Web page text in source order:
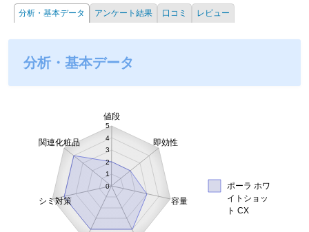
分析・基本データ アンケート結果 口コミ レビュー
分析・基本データ
0
1
2
3
4
5
値段
即効性
容量
シミ対策
関連化粧品
ポーラ ホワ
イトショッ
ト CX